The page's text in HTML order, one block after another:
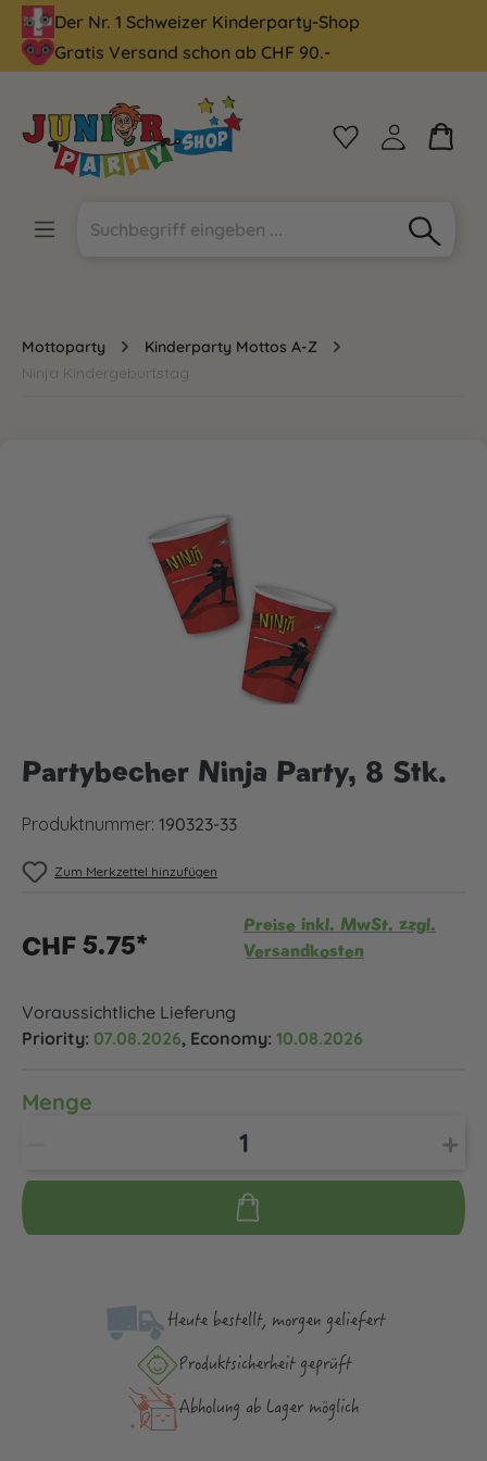
springen
Der Nr. 1 Schweizer Kinderparty-Shop
Gratis Versand schon ab CHF 90.-
Mottoparty
Kinderparty Mottos A-Z
Ninja Kindergeburtstag
Partybecher Ninja Party, 8 Stk.
Produktnummer: 190323-33
Zum Merkzettel hinzufügen
CHF 5.75*
Preise inkl. MwSt. zzgl.
Versandkosten
Voraussichtliche Lieferung
Priority: 07.08.2026, Economy: 10.08.2026
Menge
Heute bestellt, morgen geliefert
Produktsicher­heit geprüft
Abholung ab Lager möglich